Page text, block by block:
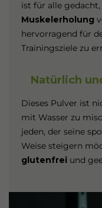
ist für alle
Muskelerholung
hervorragend für
Trainingsziele zu
Natürlich
Dieses Pulver ist
mit Wasser zu
jeden, der seine
Weise steigern
glutenfrei und